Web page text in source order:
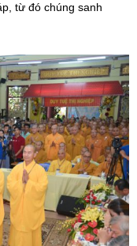
từ đó chúng sanh